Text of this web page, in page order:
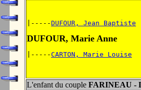
|-----DUFOUR, Jean Baptiste
DUFOUR, Marie Anne
|-----CARTON, Marie Louise
L'enfant du couple FARINEAU -